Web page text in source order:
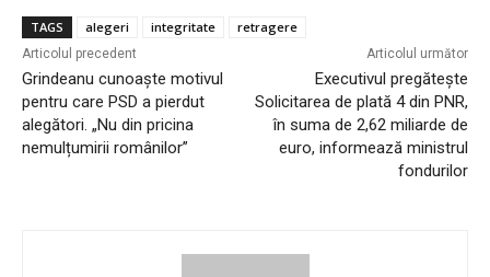
TAGS alegeri integritate retragere
Articolul precedent
Grindeanu cunoaște motivul
pentru care PSD a pierdut
alegători. „Nu din pricina
nemulțumirii românilor”
Articolul următor
Executivul pregătește
Solicitarea de plată 4 din PNR,
în suma de 2,62 miliarde de
euro, informează ministrul
fondurilor